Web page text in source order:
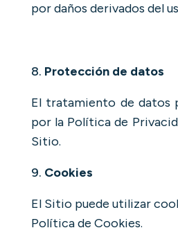
por daños derivados del
Protección de datos
El tratamiento de datos
por la Política de
Sitio.
Cookies
El Sitio puede utilizar
Política de Cookies.